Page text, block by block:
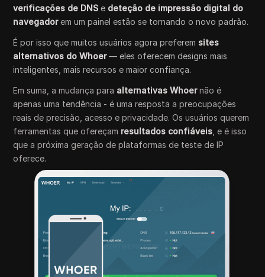
verificações de DNS e deteção de impressão digital do
navegadorem um painel estão se tornando o novo padrão.
É por isso que muitos usuários agora preferem sites
alternativos do Whoer— eles oferecem designs mais
inteligentes, mais recursos e maior confiança.
Em suma, a mudança para alternativas Whoernão é
apenas uma tendência - é uma resposta a preocupações
reais de precisão, acesso e privacidade. Os usuários querem
ferramentas que ofereçam resultados confiáveis , e é isso
que a próxima geração de plataformas de teste de IP
oferece.